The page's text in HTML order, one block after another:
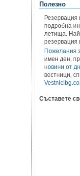
Полезно
Резервация
подробна
летища.
резервация
Пожелания
имен ден,
новини от
вестници,
Съставете